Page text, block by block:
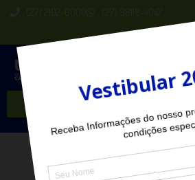
(27) 2102-6000 (27) 98118-4047
Seja Aluno